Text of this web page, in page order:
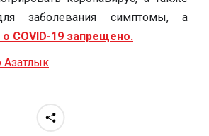
заболевания симптомы, а
о COVID-19 запрещено.
Азатлык